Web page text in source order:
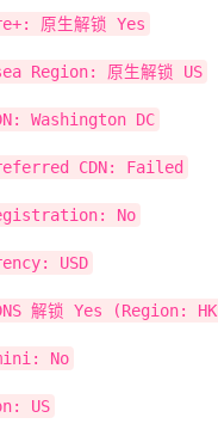
+: 原生解锁 Yes
Region: 原生解锁 US
: Washington DC
CDN: Failed
: No
: USD
解锁 Yes (Region: HK
: No
: US